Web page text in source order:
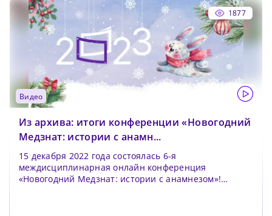
1877
видео
Из архива: итоги конференции «Новогодний
Медзнат: истории с анамн...
15 декабря 2022 года состоялась 6-я
междисциплинарная онлайн конференция
«Новогодний Медзнат: истории с анамнезом»!